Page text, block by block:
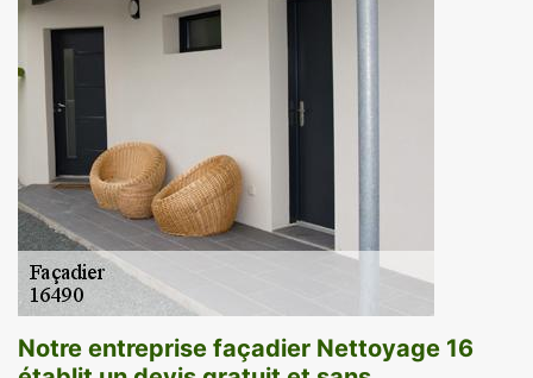
Notre entreprise façadier Nettoyage 16